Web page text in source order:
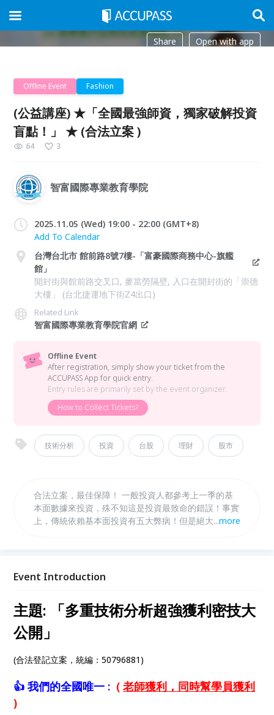
Share Open with app
Offline Event Fashion
(公益講座) ★「全國最強師資，獨家破解投資
盲點！」 ★ (合法立案 )
64 3
智富國際專業教育學院
2025.11.05 (Wed) 19:00 - 22:00 (GMT+8)
Add To Calendar
台灣台北市 館前路8號7樓-「富豪國際商務中心-旗艦
館」
開封街與館前路交叉口, 麥當勞隔壁, 入口在開封街的「崇德
大樓」 (台北捷運地下街Z4出口)
Related Link
智富國際專業教育學院官網
Offline Event
After registration, simply show your ticket from the
ACCUPASS App for quick entry.
Entry rules are primarily set by the event organizer.
How to Collect Tickets?
技術分析 投資 台股 理財 股市
合法立案，最佳保障！ 一般投資人都參考上一季的基
本面數據來投資，殊不知這是投資最致命的錯誤！事實
上，傳統依賴基本面投資有五大弊病！但是絕大多數投
外匯、ETF、虛擬貨幣 皆適用(非軟體)。
...more
Event Introduction
主題: 「多重技術分析超強獲利密技大
公開」
(合法登記立案，統編：50796881)
👍 我們的全國唯一 : (老師獲利，同時幫學員獲利
)